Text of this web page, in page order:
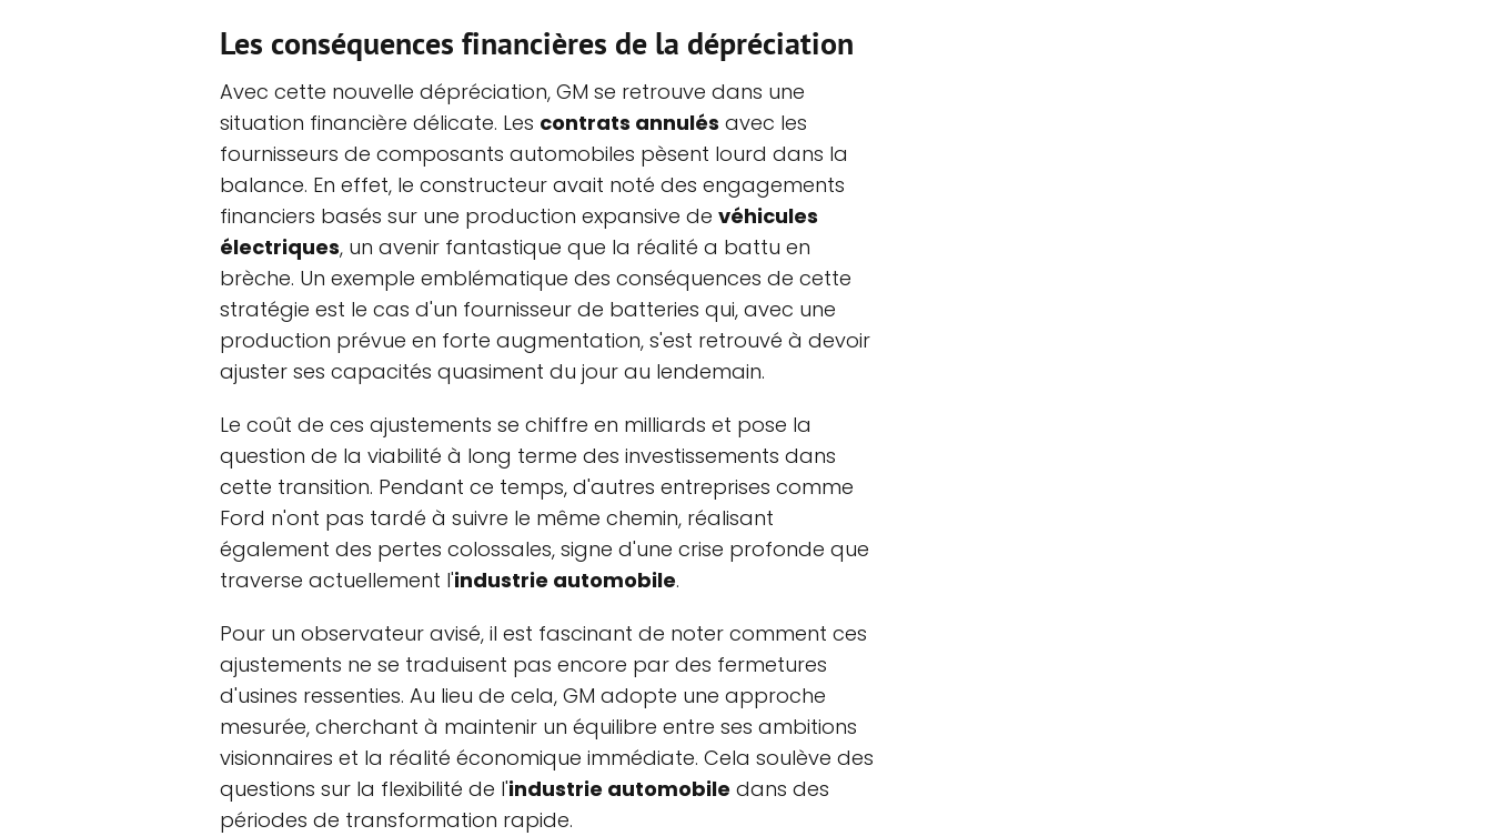
Les conséquences financières de la dépréciation
Avec cette nouvelle dépréciation, GM se retrouve dans une
situation financière délicate. Les contrats annulés avec les
fournisseurs de composants automobiles pèsent lourd dans la
balance. En effet, le constructeur avait noté des engagements
financiers basés sur une production expansive de véhicules
électriques, un avenir fantastique que la réalité a battu en
brèche. Un exemple emblématique des conséquences de cette
stratégie est le cas d'un fournisseur de batteries qui, avec une
production prévue en forte augmentation, s'est retrouvé à devoir
ajuster ses capacités quasiment du jour au lendemain.
Le coût de ces ajustements se chiffre en milliards et pose la
question de la viabilité à long terme des investissements dans
cette transition. Pendant ce temps, d'autres entreprises comme
Ford n'ont pas tardé à suivre le même chemin, réalisant
également des pertes colossales, signe d'une crise profonde que
traverse actuellement l'industrie automobile.
Pour un observateur avisé, il est fascinant de noter comment ces
ajustements ne se traduisent pas encore par des fermetures
d'usines ressenties. Au lieu de cela, GM adopte une approche
mesurée, cherchant à maintenir un équilibre entre ses ambitions
visionnaires et la réalité économique immédiate. Cela soulève des
questions sur la flexibilité de l'industrie automobile dans des
périodes de transformation rapide.